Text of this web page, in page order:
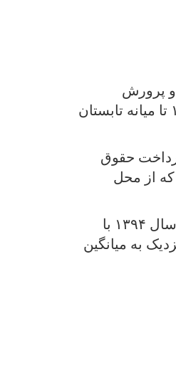
آموزش و پرورش
استان‌ها» در ۱۲ سال گذشته حدود ۱۵برابر شده است. این در حالی است که میزان شاخص بهای کالا و خدمات از سال ۱۳۹۲ تا میانه تابستان
حقوق
بودجه عمومی است که از محل
طی ۱۲ سال گذشته بالاترین نسبت ردیف بودجه «ادارات آموزش و پرورش استان‌ها» به کل منابع بودجه عمومی مربوط به سال ۱۳۹۴ با
امسال ۷/۷ درصد است که رقمی نزدیک به میانگین